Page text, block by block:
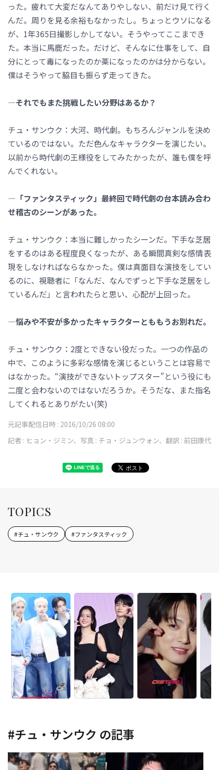
った。疲れて大変だなんてありやしない、前だけ見て行く
んだ。周りを見る余裕もなかったし。ちょっとウソになる
が、1年365日撮影しかしてない。そうやってここまでき
た。本当に馬鹿だった。だけど、そんなに仕事をして、自
分にとって毒になったのか薬になったのかは分からない。
僕はそうやって脇目も振らず走ってきた。
―それでもまた挑戦したい分野はあるか？
チュ・サンウク：大河、時代劇。もちろんジャンルを決め
ているのではない。ただ色んなキャラクターを演じたい。
以前から時代劇の王様役をしてみたかったが、誰も僕を呼
んでくれない。
―「ファンタスティック」最終回で時代劇の台本読み合わ
せ稽古のシーンがあった。
チュ・サンウク：本当に難しかったシーンだ。下手な芝居
をするのはある程度良くなったが、ある瞬間真剣な感情表
現をしなければならなかった。僕は真面目な演技をしてい
るのに、視聴者に「なんだ、なんでずっと下手な芝居をし
ているんだ」と言われたらと思い、心配が上回った。
―悩みや不安が多かったキャラクターとももうお別れだ。
チュ・サンウク：2度とできない役だった。一つの作品の
中で、このように多彩な感情を演じるということは容易で
はなかった。“演技ができないトップスター”という役にも
二度と会わないのではないだろうか。そうだな、また指名
してくれるとありがたい(笑)
元記事配信日時 : 2016/10/26 08:00
記者 : ヒョン・ジミン、写真 : チョ・ジュンウォン、翻訳 : 前田康代
TOPICS
#チュ・サンウク #ファンタスティック
#チュ・サンウク の記事